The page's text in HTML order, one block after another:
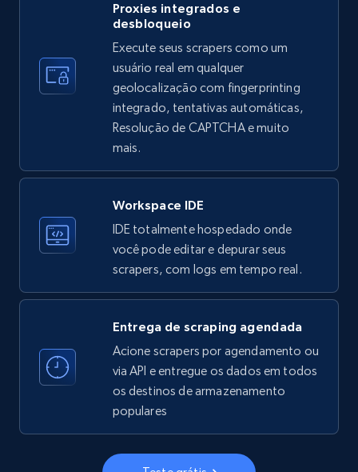
LinkedIn company information
ID, Name, Country code, Locations, Followers,
Employees in linkedin, About, Specialties, and
more.
3.5K+ Comece grátis
Instagram - Profiles
Account, Fbid, ID, Followers, Posts count, Is
business account, Is professional account, Is
verified, and more.
Instagram - Profiles - Collect profile
information by user name
business account, Is professional account, Is
Proxies integrados e
desbloqueio
Execute seus scrapers como um
usuário real em qualquer
geolocalização com fingerprinting
integrado, tentativas automáticas,
Resolução de CAPTCHA e muito
mais.
Workspace IDE
IDE totalmente hospedado onde
você pode editar e depurar seus
scrapers, com logs em tempo real.
Entrega de scraping agendada
Acione scrapers por agendamento ou
via API e entregue os dados em todos
os destinos de armazenamento
populares